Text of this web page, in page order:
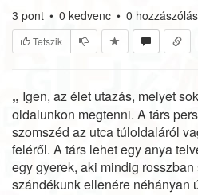
3 pont • 0 kedvenc • 0 hozzászólás
Tetszik
„ Igen, az élet utazás, melyet
oldalunkon megtenni. A társ
szomszéd az utca túloldaláról
feléről. A társ lehet egy anya
egy gyerek, aki mindig
szándékunk ellenére néhányan